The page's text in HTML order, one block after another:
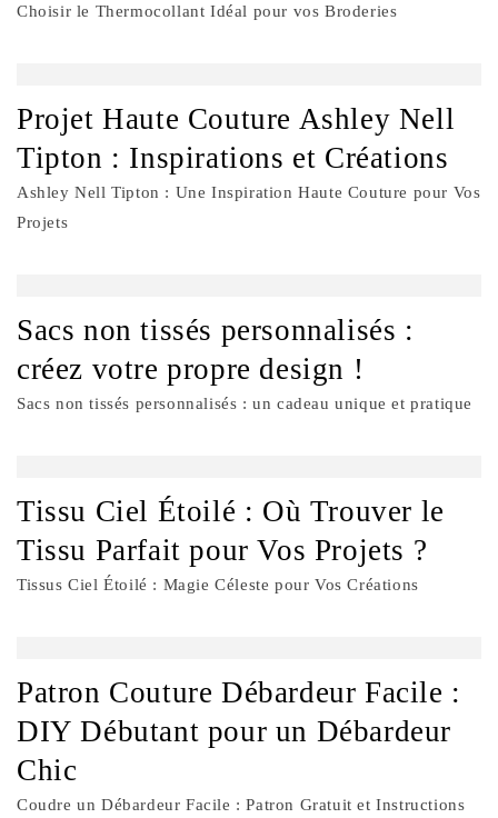
Choisir le Thermocollant Idéal pour vos Broderies
Projet Haute Couture Ashley Nell
Tipton : Inspirations et Créations
Ashley Nell Tipton : Une Inspiration Haute Couture pour Vos
Projets
Sacs non tissés personnalisés :
créez votre propre design !
Sacs non tissés personnalisés : un cadeau unique et pratique
Tissu Ciel Étoilé : Où Trouver le
Tissu Parfait pour Vos Projets ?
Tissus Ciel Étoilé : Magie Céleste pour Vos Créations
Patron Couture Débardeur Facile :
DIY Débutant pour un Débardeur
Chic
Coudre un Débardeur Facile : Patron Gratuit et Instructions